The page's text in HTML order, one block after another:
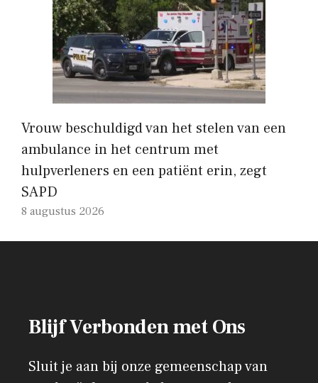
Vrouw beschuldigd van het stelen van een
ambulance in het centrum met
hulpverleners en een patiënt erin, zegt
SAPD
8 augustus 2026
Blijf Verbonden met Ons
Sluit je aan bij onze gemeenschap van